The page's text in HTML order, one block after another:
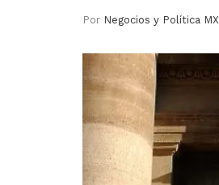
Por Negocios y Política MX